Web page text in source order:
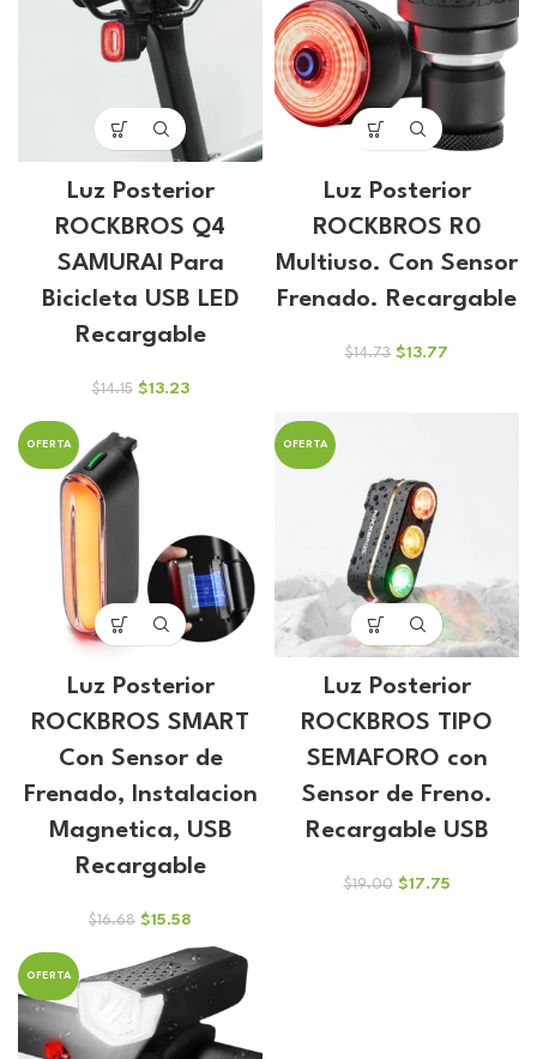
Luz Posterior
ROCKBROS Q4
SAMURAI Para
Bicicleta USB LED
Recargable
$14.15 El
$14.15.
$13.23El
Luz Posterior
ROCKBROS R0
Multiuso. Con Sensor
Frenado. Recargable
$14.73 El
$13.77
OFERTA
Luz Posterior
ROCKBROS SMART
Con Sensor de
Frenado, Instalacion
Magnetica, USB
Recargable
$16.68 El
original
era:
$16.68.
$15.58
actual
es:
$15.58.
OFERTA
Luz Posterior
ROCKBROS TIPO
SEMAFORO con
Sensor de Freno.
Recargable USB
$19.00 El
$17.75El
OFERTA